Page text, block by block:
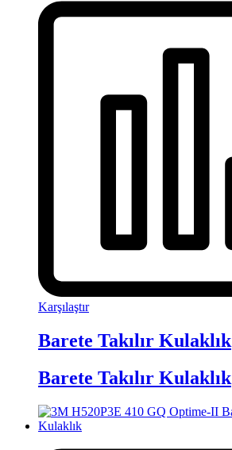
Karşılaştır
Barete Takılır Kulaklık
Barete Takılır Kulaklık